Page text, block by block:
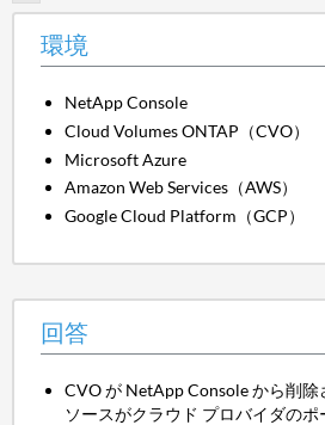
環境
NetApp Console
Cloud Volumes ONTAP（CVO）
Microsoft Azure
Amazon Web Services（AWS）
Google Cloud Platform（GCP）
回答
CVO が NetApp Console から削除
ソースがクラウド プロバイダの